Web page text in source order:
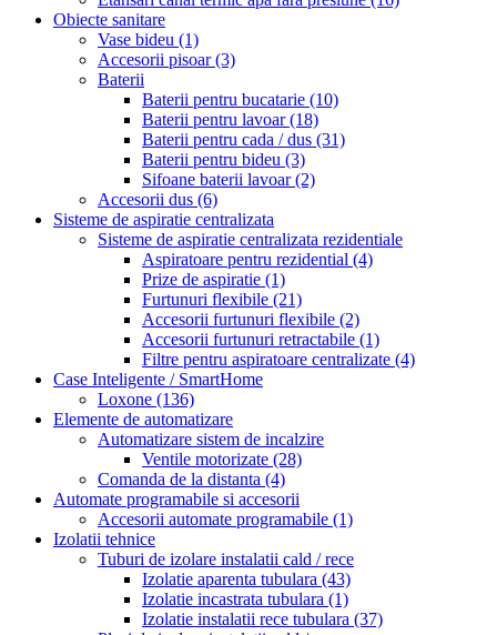
Obiecte sanitare
Vase bideu (1)
Accesorii pisoar(3)
Baterii
Baterii pentru bucatarie (10)
Baterii pentru lavoar(18)
Baterii pentru cada / dus (31)
Baterii pentru bideu (3)
Sifoane baterii lavoar(2)
Accesorii dus (6)
Sisteme de aspiratie centralizata
Sisteme de aspiratie centralizata rezidentiale
Aspiratoare pentru rezidential (4)
Prize de aspiratie (1)
Furtunuri flexibile (21)
Accesorii furtunuri flexibile (2)
Accesorii furtunuri retractabile (1)
Filtre pentru aspiratoare centralizate (4)
Case Inteligente / SmartHome
Loxone (136)
Elemente de automatizare
Automatizare sistem de incalzire
Ventile motorizate (28)
Comanda de la distanta (4)
Automate programabile si accesorii
Accesorii automate programabile (1)
Izolatii tehnice
Tuburi de izolare instalatii cald / rece
Izolatie aparenta tubulara (43)
Izolatie incastrata tubulara (1)
Izolatie instalatii rece tubulara (37)